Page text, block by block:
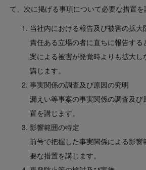
て、次に掲げる事項について必要な措置を
当社内における報告及び被害の拡大
責任ある立場の者に直ちに報告す
案による被害が発覚時よりも拡大
講じます。
事実関係の調査及び原因の究明
漏えい等事案の事実関係の調査及
置を講じます。
影響範囲の特定
前号で把握した事実関係による影
要な措置を講じます。